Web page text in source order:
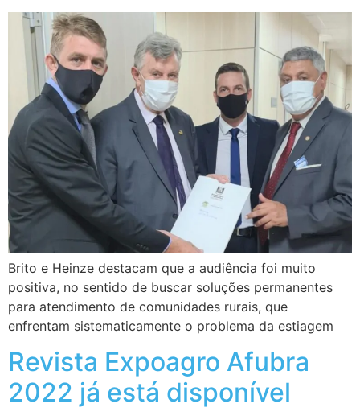
Brito e Heinze destacam que a audiência foi muito
positiva, no sentido de buscar soluções permanentes
para atendimento de comunidades rurais, que
enfrentam sistematicamente o problema da estiagem
Revista Expoagro Afubra
2022 já está disponível